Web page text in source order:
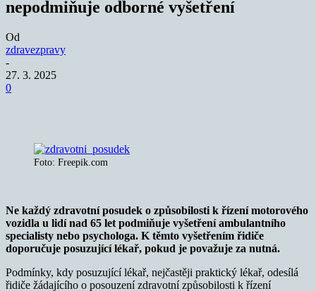
nepodmiňuje odborné vyšetření
Od
zdravezpravy
-
27. 3. 2025
0
Foto: Freepik.com
Ne každý zdravotní posudek o způsobilosti k řízení motorového
vozidla u lidí nad 65 let podmiňuje vyšetření ambulantního
specialisty nebo psychologa. K těmto vyšetřením řidiče
doporučuje posuzující lékař, pokud je považuje za nutná.
Podmínky, kdy posuzující lékař, nejčastěji praktický lékař, odesílá
řidiče žádajícího o posouzení zdravotní způsobilosti k řízení